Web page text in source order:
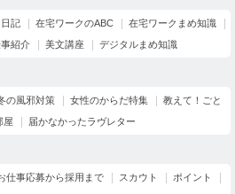
記 在宅ワークのABC
在宅ワークまめ知識
紹介 美文講座 デジタルまめ知識
の風邪対策 女性のからだ特集
教えて！ごと
屋 届かなかったラヴレター
仕事応募から採用まで スカウト
ポイント